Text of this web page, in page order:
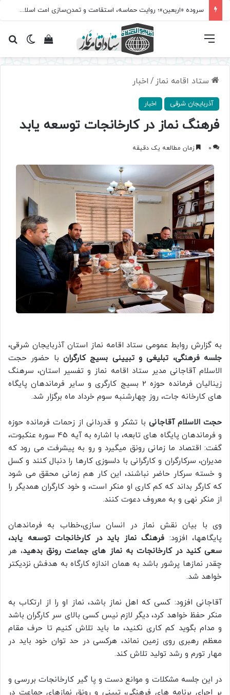
سروده‌ «اربعین»؛ روایت حماسه، استقامت و تمدن‌سازی امت اسلامی
تغییرمشاهده فهرست
ستاد اقامه نماز / اخبار
آذربایجان شرقی اخبار
فرهنگ نماز در کارخانجات توسعه یابد
0 زمان مطالعه یک دقیقه
به گزارش روابط عمومی ستاد اقامه نماز استان آذربایجان شرقی،
جلسه فرهنگی، تبلیغی و تبیینی بسیج کارگران با حضور حجت
الاسلام آقاجانی مدیر ستاد اقامه نماز و تفسیر استان، سرهنگ
زینالیان فرمانده حوزه 2 بسیج کارگری و سایر فرماندهان پایگاه
های کارخانه جات، روز چهارشنبه سوم خرداد ماه برگزار شد.
حجت الاسلام آقاجانی با تشکر و قدردانی از زحمات فرمانده حوزه
و فرماندهان پایگاه های تابعه، با اشاره به آیه 45 سوره عنکبوت،
گفت: اقتصاد ما زمانی رونق میگیرد و رو به پیشرفت می رود که
مدیران، سرکارگران و کارگرانی با دلسوزی کارها را دنبال کنند و کسل
و خسته سرکار حاضر نباشند، این کار هم زمانی محقق می شود
که کارگر بداند که کم کاری او منکر است، و خود کارگران همدیگر را
از منکر نهی و به معروف دعوت کنند.
وی با بیان نقش نماز در انسان سازی،خطاب به فرماندهان
پایگاهها، افزود: فرهنگ نماز باید در کارخانجات توسعه یابد،
سعی کنید در کارخانجات به نماز های جماعت رونق بدهید، هر
چقدر نمازها پرشور باشد به همان اندازه کارگاه به هدفش نزدیکتر
خواهد شد.
آقاجانی افزود: کسی که اهل نماز باشد، نماز او را از ارتکاب به
منکر حفظ خواهد کرد، دیگر لازم نیس کسی بالای سر کارگران باشد
و مدام بگوید کم کاری نکنید، ما باید تلاش کنیم تا حرف مقام
معظم رهبری روی زمین نماند، هرکسی در حد توان خود باید در
مهار تورم و رشد تولید تلاش کند.
در این جلسه مشکلات و موانع دست و پا گیر کارخانجات بررسی و
بر اجرای برنامه های فرهنگی، تبینی و رونق نمازهای جماعت در